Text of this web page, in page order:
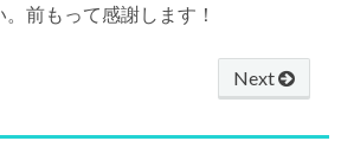
前もって感謝します！
Next